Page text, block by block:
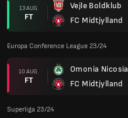
13 AUG.
FT
Vejle Boldklub
FC Midtjylland
Europa Conference League 23/24
10 AUG.
FT
Omonia Nicosia
FC Midtjylland
Superliga 23/24